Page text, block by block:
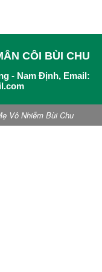
CÔI BÙI CHU
- Nam Định, Email:
Vô Nhiễm Bùi Chu